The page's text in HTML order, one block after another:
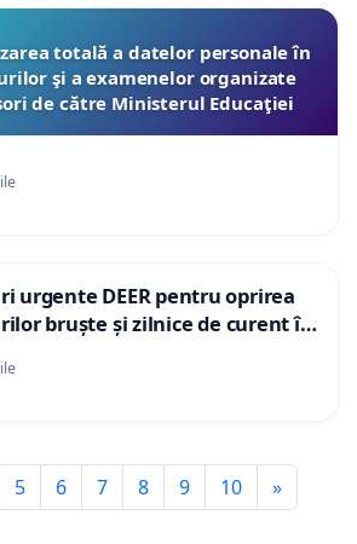
totală a datelor personale în
şi a examenelor organizate
de către Ministerul Educaţiei
urgente DEER pentru oprirea
bruște și zilnice de curent în
și Nazna
5 6 7 8 9 10 »